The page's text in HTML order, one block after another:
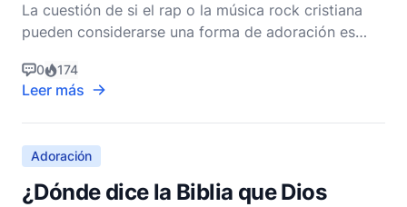
La cuestión de si el rap o la música rock cristiana
pueden considerarse una forma de adoración es
teología, cultura y experiencia personal. En su
esencia, la adoración se trata del corazón y la
intención detrás del acto, más que del medio o
estilo es
0 174
Leer más
Adoración
¿Dónde dice la Biblia que Dios